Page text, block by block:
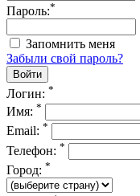
Пароль:*
Запомнить меня
Забыли свой пароль?
Логин: *
Имя: *
Email: *
Телефон: *
Город: *